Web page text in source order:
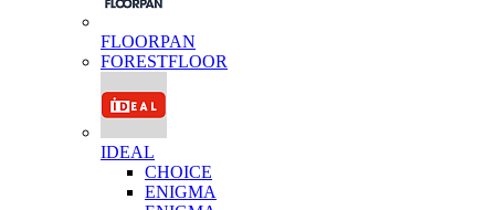
FLOORPAN
FORESTFLOOR
IDEAL
CHOICE
ENIGMA